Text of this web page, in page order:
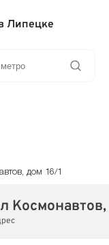
Липецке
дом 16/1